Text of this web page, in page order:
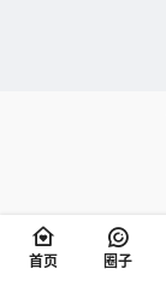
首页 圈子